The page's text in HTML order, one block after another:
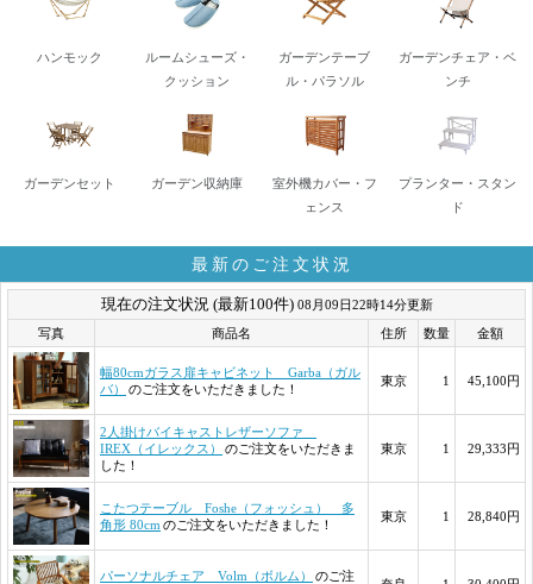
ハンモック
ルームシューズ・
クッション
ガーデンテーブ
ル・パラソル
ガーデンチェア・ベ
ンチ
ガーデンセット ガーデン収納庫
室外機カバー・フ
ェンス
プランター・スタン
ド
最新のご注文状況